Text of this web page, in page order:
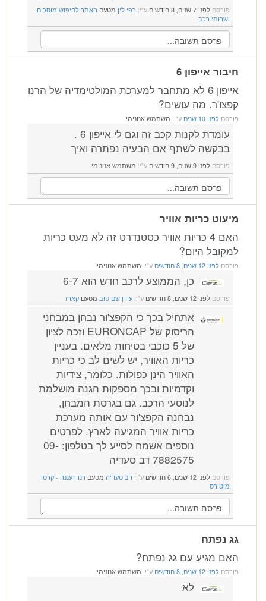
פורסם לפני 7 שנים, 8 חודשים ע"י: רפי לין מטעם האתר לחיפוש מוסכים
ושרותי רכב
חיבור אייפון 6
אייפון 6 לא מתחבר למערכת המולטימדיה של הרנו
קפצו'ר. מה עושים?
פורסם לפני 10 שנים ע"י: משתמש אנונימי
עומדת לקנות קכב זה וגם לי אייפון 6 .
בבקשה לשתף אם הבעיה נפתרה ואיך
פורסם לפני 9 שנים, 9 חודשים ע"י: משתמש אנונימי
מיעוט כריות אוויר
האם 4 כריות אוויר כסטנדרט זה לא מעט כריות
למקובל היום?
פורסם לפני 12 שנים, 8 חודשים ע"י: משתמש אנונימי
כן, הממוצע לרכב חדש הוא 6-7
פורסם לפני 12 שנים, 8 חודשים ע"י: עידן שם טוב מטעם קארז
אתחיל בכך כי הקפצ'ור נבחן במבחני
הריסוק של EURONCAP וזכה לציון
של 5 כוכבי בטיחות מלאים. בעניין
כריות האוויר, יש לשים לב כי כריות
האוויר הינן כפולות. כלומר, צידיות
וקדמיות ובכך מספקות הגנה מושלמת
לנוסעי הרכב. גם בגרסת המבחן,
נבחנה הקפצ'ור עם אותה מערכת
כריות אוויר המגיעה לארץ. לפרטים
נוספים אשמח לסייע לך בטלפון: 09-
7882575 דב סעדיה
פורסם לפני 12 שנים, 6 חודשים ע"י: דב סעדיה מטעם רנו רעננה - קרסו
מוטורס
גג נפתח
האם מגיע עם גג נפתח?
פורסם לפני 12 שנים, 8 חודשים ע"י: משתמש אנונימי
לא